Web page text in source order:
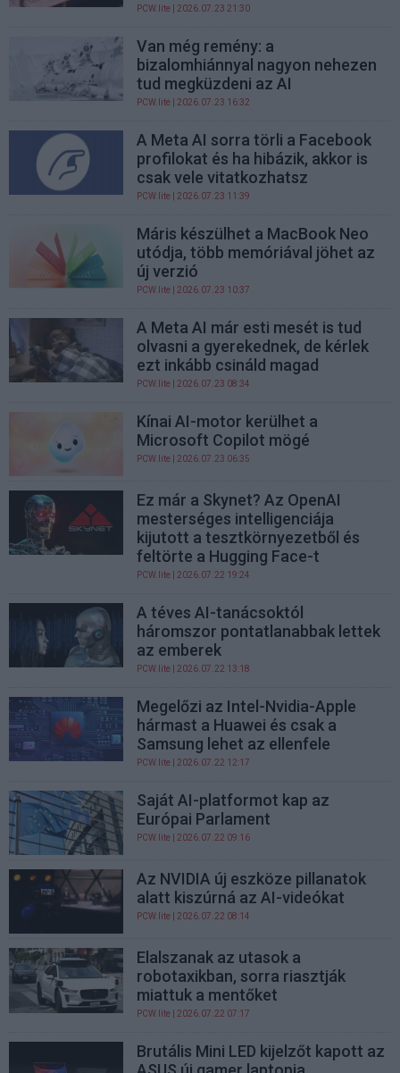
PCW.lite | 2026.07.23 21:30
Van még remény: a
bizalomhiánnyal nagyon nehezen
tud megküzdeni az AI
PCW.lite | 2026.07.23 16:32
A Meta AI sorra törli a Facebook
profilokat és ha hibázik, akkor is
csak vele vitatkozhatsz
PCW.lite | 2026.07.23 11:39
Máris készülhet a MacBook Neo
utódja, több memóriával jöhet az
új verzió
PCW.lite | 2026.07.23 10:37
A Meta AI már esti mesét is tud
olvasni a gyerekednek, de kérlek
ezt inkább csináld magad
PCW.lite | 2026.07.23 08:34
Kínai AI-motor kerülhet a
Microsoft Copilot mögé
PCW.lite | 2026.07.23 06:35
Ez már a Skynet? Az OpenAI
mesterséges intelligenciája
kijutott a tesztkörnyezetből és
feltörte a Hugging Face-t
PCW.lite | 2026.07.22 19:24
A téves AI-tanácsoktól
háromszor pontatlanabbak lettek
az emberek
PCW.lite | 2026.07.22 13:18
Megelőzi az Intel-Nvidia-Apple
hármast a Huawei és csak a
Samsung lehet az ellenfele
PCW.lite | 2026.07.22 12:17
Saját AI-platformot kap az
Európai Parlament
PCW.lite | 2026.07.22 09:16
Az NVIDIA új eszköze pillanatok
alatt kiszúrná az AI-videókat
PCW.lite | 2026.07.22 08:14
Elalszanak az utasok a
robotaxikban, sorra riasztják
miattuk a mentőket
PCW.lite | 2026.07.22 07:17
Brutális Mini LED kijelzőt kapott az